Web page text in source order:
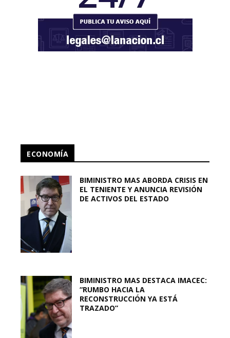
ECONOMÍA
BIMINISTRO MAS ABORDA CRISIS EN
EL TENIENTE Y ANUNCIA REVISIÓN
DE ACTIVOS DEL ESTADO
BIMINISTRO MAS DESTACA IMACEC:
“RUMBO HACIA LA
RECONSTRUCCIÓN YA ESTÁ
TRAZADO”